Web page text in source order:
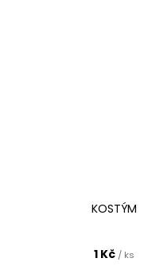
KOSTÝM
1 Kč / ks